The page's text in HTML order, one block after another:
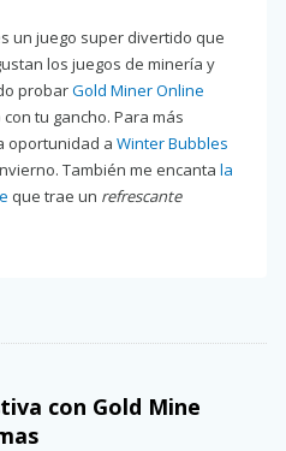
un juego super divertido que
los juegos de minería y
probarGold Miner Online
tu gancho. Para más
oportunidad a Winter Bubbles
También me encanta la
que trae un refrescante
con Gold Mine